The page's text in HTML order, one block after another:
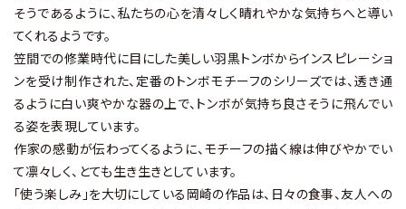
そうであるように、私たちの心を清々しく晴れやかな気持ちへと導い
てくれるようです。
笠間での修業時代に目にした美しい羽黒トンボからインスピレーショ
ンを受け制作された、定番のトンボモチーフのシリーズでは、透き通
るように白い爽やかな器の上で、トンボが気持ち良さそうに飛んでい
る姿を表現しています。
作家の感動が伝わってくるように、モチーフの描く線は伸びやかでい
て凛々しく、とても生き生きとしています。
「使う楽しみ」を大切にしている岡崎の作品は、日々の食事、友人への